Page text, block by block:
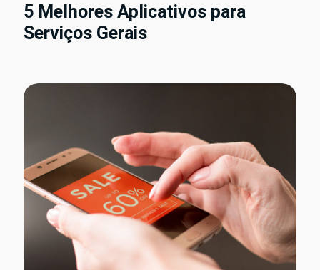
5 Melhores Aplicativos para
Serviços Gerais